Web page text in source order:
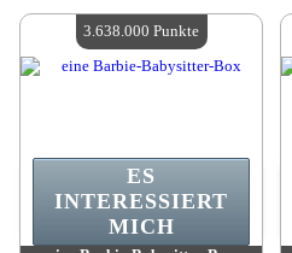
Verfügbare Menge:4
ES
INTERESSIERT
MICH
3.638.000 Punkte